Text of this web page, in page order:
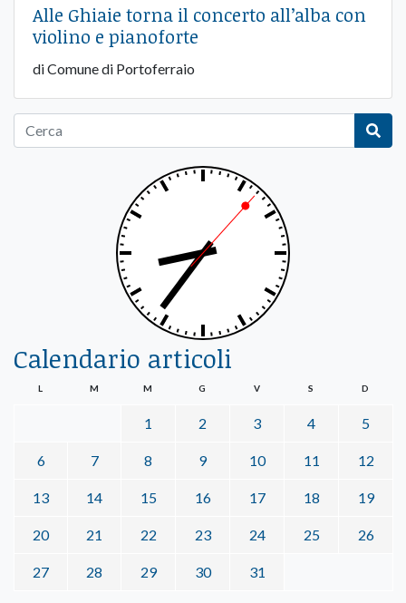
Alle Ghiaie torna il concerto all’alba con
violino e pianoforte
di Comune di Portoferraio
Calendario articoli
L M M G V S D
1 2 3 4 5
6 7 8 9 10 11 12
13 14 15 16 17 18 19
20 21 22 23 24 25 26
27 28 29 30 31